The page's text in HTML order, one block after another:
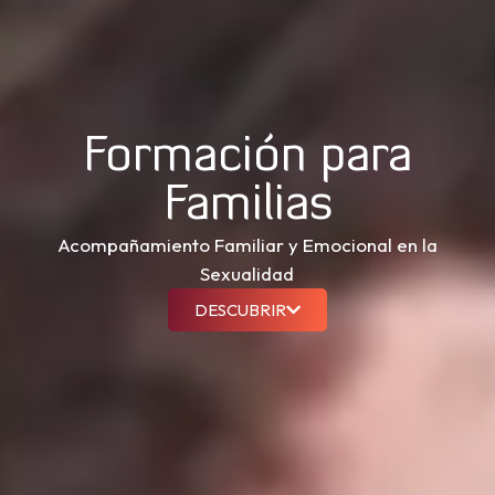
Formación para
Familias
Acompañamiento Familiar y Emocional en la
Sexualidad
DESCUBRIR